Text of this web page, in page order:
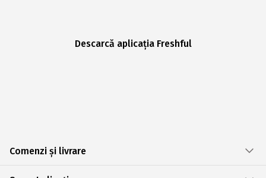
Descarcă aplicația Freshful
Comenzi și livrare